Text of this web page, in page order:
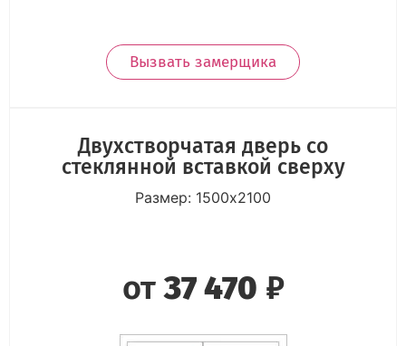
Вызвать замерщика
Двухстворчатая дверь со
стеклянной вставкой сверху
Размер: 1500х2100
от37 470 ₽